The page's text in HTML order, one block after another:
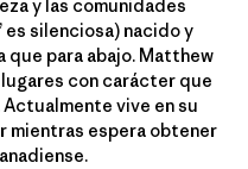
y las comunidades
es silenciosa) nacido y
que para abajo. Matthew
con carácter que
vive en su
mientras espera obtener